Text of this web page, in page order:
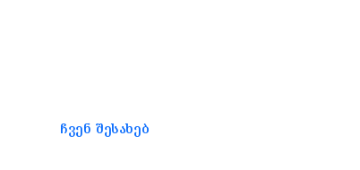
ჩვენ შესახებ